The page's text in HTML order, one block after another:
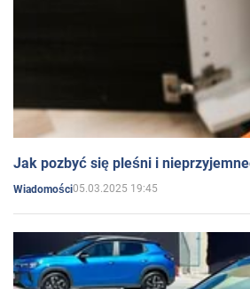
Jak pozbyć się pleśni i
Wiadomości05.03.2025 19:45